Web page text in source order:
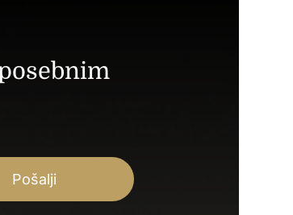
Pošalji